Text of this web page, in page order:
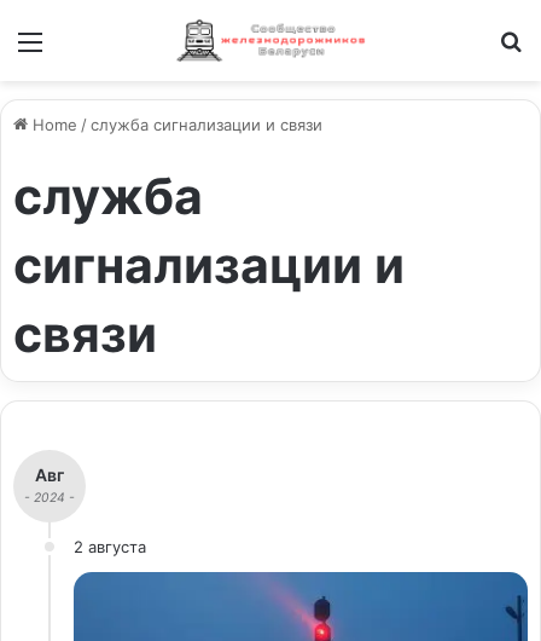
Home /служба сигнализации и связи
служба
сигнализации и
связи
Авг
- 2024 -
2 августа